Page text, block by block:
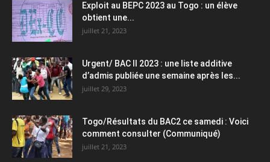
Exploit au BEPC 2023 au Togo : un élève
obtient une...
juillet 21, 2023
Urgent/ BAC II 2023 : une liste additive
d’admis publiée une semaine après les...
juillet 29, 2023
Togo/Résultats du BAC2 ce samedi : Voici
comment consulter (Communiqué)
juillet 21, 2023